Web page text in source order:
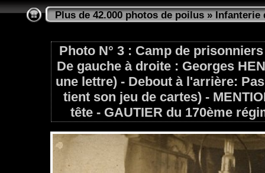
Plus de 42.000 photos de poilus»Infanterie
Photo N° 3 : Camp de
De gauche à droite : Georges
une lettre) - Debout à l'arrière:
tient son jeu de cartes) -
tête - GAUTIER du 170ème